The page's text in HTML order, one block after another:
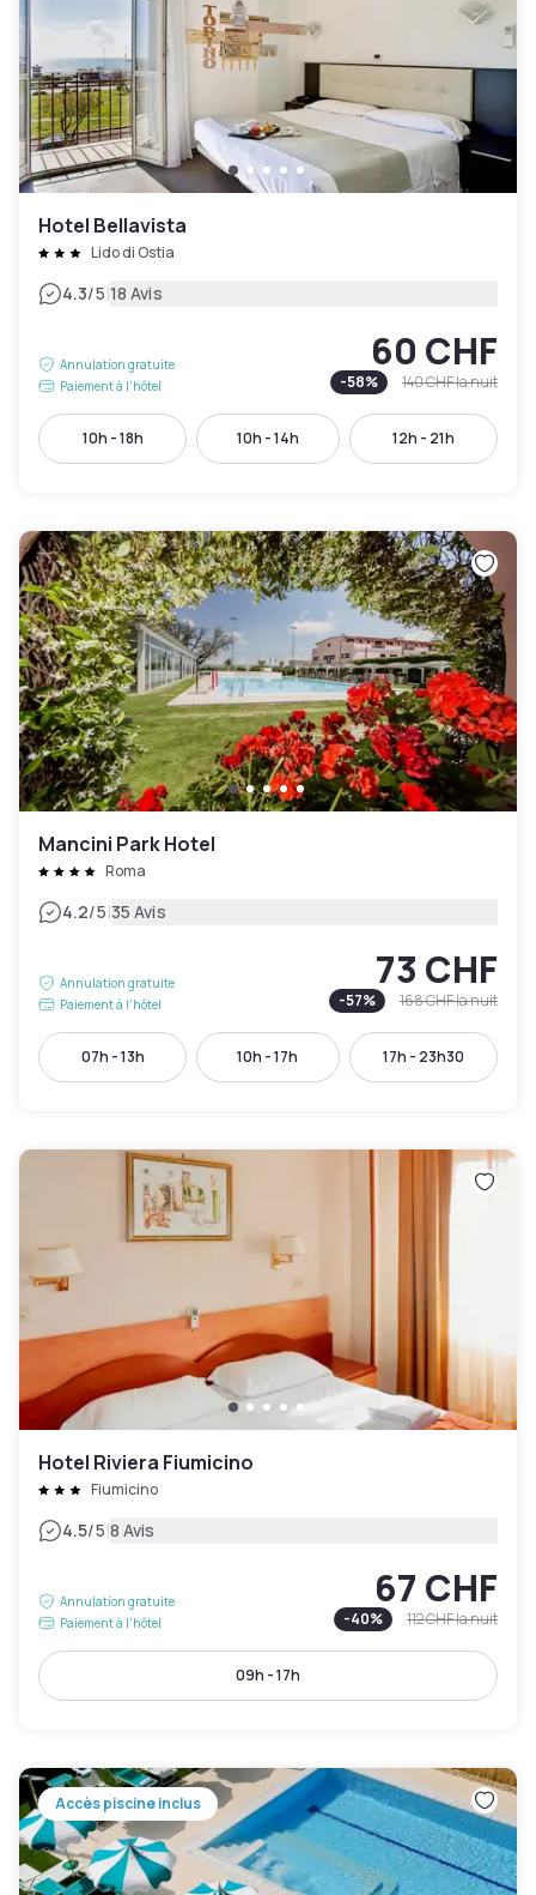
Hotel Bellavista
Lido di Ostia
4.3/5|18 Avis
Annulation gratuite
Paiement à l'hôtel
60 CHF
-58% 140 CHFla nuit
10h - 18h 10h - 14h 12h - 21h
Mancini Park Hotel
Roma
4.2/5|35 Avis
Annulation gratuite
Paiement à l'hôtel
73 CHF
-57% 168 CHFla nuit
07h - 13h 10h - 17h 17h - 23h30
Hotel Riviera Fiumicino
Fiumicino
4.5/5|8 Avis
Annulation gratuite
Paiement à l'hôtel
67 CHF
-40% 112 CHFla nuit
09h - 17h
Accès piscine inclus